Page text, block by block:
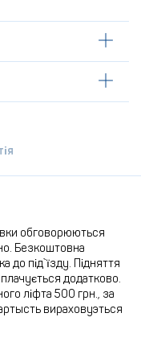
обговорюються
Безкоштовна
до під`їзду. Підняття
додатково.
ліфта 500 грн., за
вираховуэться